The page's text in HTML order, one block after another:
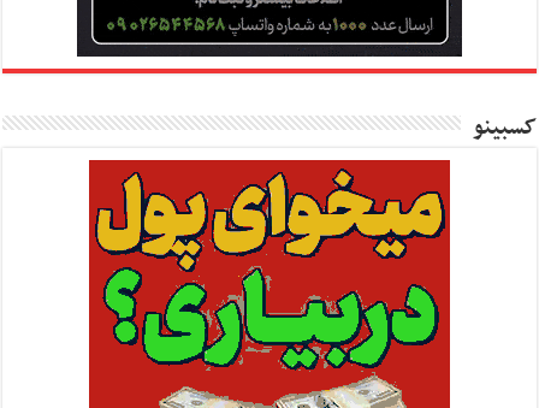
کسبینو